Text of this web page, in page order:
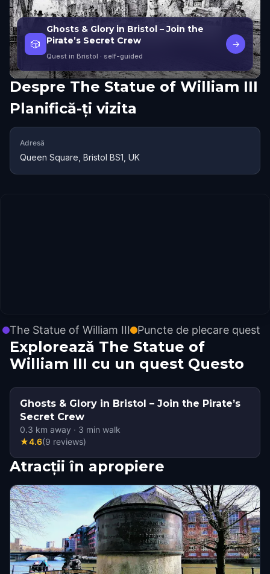
🎲
Ghosts & Glory in Bristol – Join the
Pirate’s Secret Crew
Quest in Bristol · self-guided
→
Despre The Statue of William III
Planifică-ți vizita
Adresă
Queen Square, Bristol BS1, UK
The Statue of William III Puncte de plecare quest
Explorează The Statue of
William III cu un quest Questo
Ghosts & Glory in Bristol – Join the Pirate’s
Secret Crew
0.3 km away · 3 min walk
★4.6(9 reviews)
Atracții în apropiere